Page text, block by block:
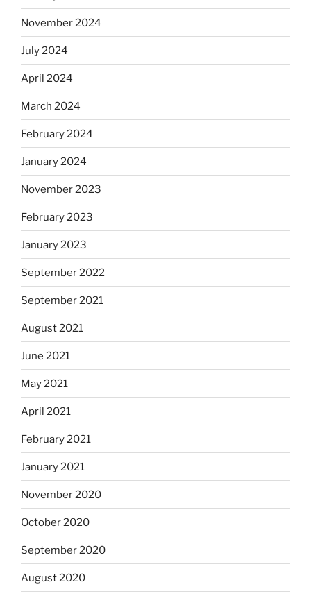
November 2024
July 2024
April 2024
March 2024
February 2024
January 2024
November 2023
February 2023
January 2023
September 2022
September 2021
August 2021
June 2021
May 2021
April 2021
February 2021
January 2021
November 2020
October 2020
September 2020
August 2020